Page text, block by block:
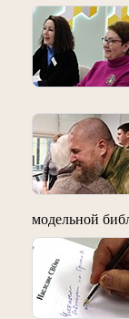
модельной